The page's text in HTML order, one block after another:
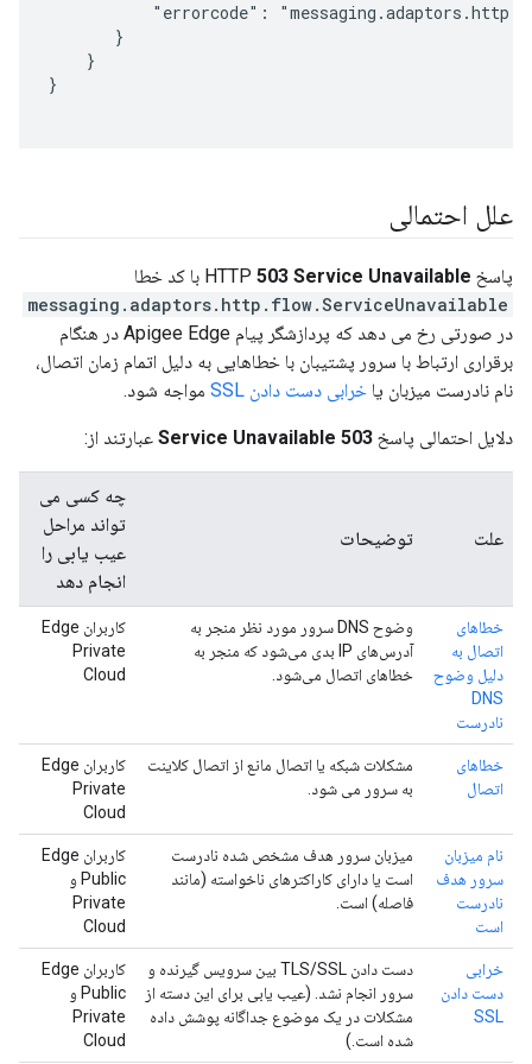
"errorcode":
       }
    }
}
علل احتمالی
پاسخ HTTP 503 Service Unavailable
با کد خطا
messaging.adaptors.http.flow.ServiceUnavailable
در صورتی رخ می دهد که پردازشگر پیام Apigee Edge در هنگام
برقراری ارتباط با سرور پشتیبان با خطاهایی به دلیل اتمام زمان اتصال،
نام نادرست میزبان یا خرابی دست دادن SSL مواجه شود.
دلایل احتمالی پاسخ 503 Service Unavailable عبارتند از:
علت توضیحات
چه کسی می
تواند مراحل
عیب یابی را
انجام دهد
خطاهای
اتصال به
دلیل وضوح
DNS
نادرست
وضوح DNS سرور مورد نظر منجر به
آدرس‌های IP بدی می‌شود که منجر به
خطاهای اتصال می‌شود.
کاربران Edge
Private
Cloud
خطاهای
اتصال
مشکلات شبکه یا اتصال مانع از اتصال کلاینت
به سرور می شود.
کاربران Edge
Private
Cloud
نام میزبان
سرور هدف
نادرست
است
میزبان سرور هدف مشخص شده نادرست
است یا دارای کاراکترهای ناخواسته (مانند
فاصله) است.
کاربران Edge
Public و
Private
Cloud
خرابی
دست دادن
SSL
دست دادن TLS/SSL بین سرویس گیرنده و
سرور انجام نشد. (عیب یابی برای این دسته از
مشکلات در یک موضوع جداگانه پوشش داده
شده است.)
کاربران Edge
Public و
Private
Cloud